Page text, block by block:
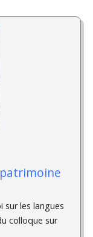
sur les langues
colloque sur